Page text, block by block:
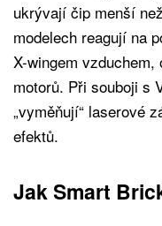
ukrývají čip menší
modelech reagují na
X-wingem
motorů. Při souboji s
„vyměňují“ laserové
efektů.
Jak Smart